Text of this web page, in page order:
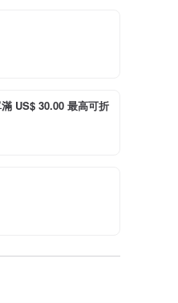
US$ 30.00 最高可折